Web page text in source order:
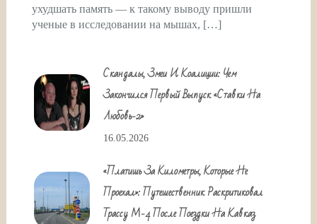
ухудшать память — к такому выводу пришли
ученые в исследовании на мышах, […]
Скандалы, Змеи И Коалиции: Чем
Закончился Первый Выпуск «Ставки На
Любовь-2»
16.05.2026
«Платишь За Километры, Которые Не
Проехал»: Путешественник Раскритиковал
Трассу М-4 После Поездки На Кавказ